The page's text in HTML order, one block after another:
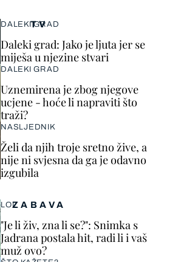
ZABAVA
LOL
"Je li živ, zna li se?": Snimka s
Jadrana postala hit, radi li i vaš
muž ovo?
TV
DALEKI GRAD
Daleki grad: Jako je ljuta jer se
miješa u njezine stvari
DALEKI GRAD
Uznemirena je zbog njegove
ucjene - hoće li napraviti što
traži?
NASLJEDNIK
Želi da njih troje sretno žive, a
nije ni svjesna da ga je odavno
izgubila